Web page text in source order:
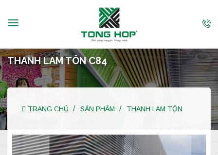
THANH LAM TÔN C84
TRANG CHỦ SẢN PHẨM THANH LAM TÔN